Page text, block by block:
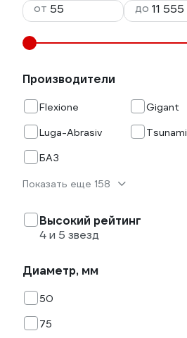
от
до
Производители
Flexione
Gigant
Luga-Abrasiv
Tsunami
БАЗ
Показать еще 158
Высокий рейтинг
4 и 5 звезд
Диаметр, мм
50
75